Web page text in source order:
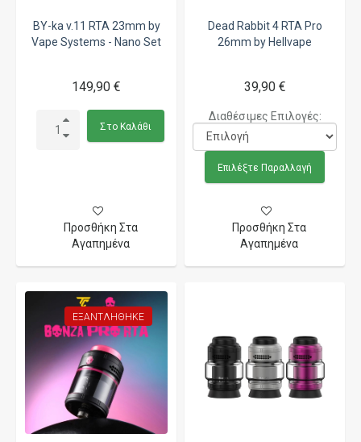
BY-ka v.11 RTA 23mm by
Vape Systems - Nano Set
149,90 €
Στο Καλάθι
Προσθήκη Στα
Αγαπημένα
Dead Rabbit 4 RTA Pro
26mm by Hellvape
39,90 €
Διαθέσιμες Επιλογές:
Επιλέξτε Παραλλαγή
Προσθήκη Στα
Αγαπημένα
ΕΞΑΝΤΛΉΘΗΚΕ